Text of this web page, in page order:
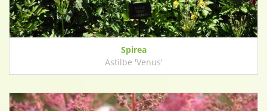
Spirea
Astilbe 'Venus'